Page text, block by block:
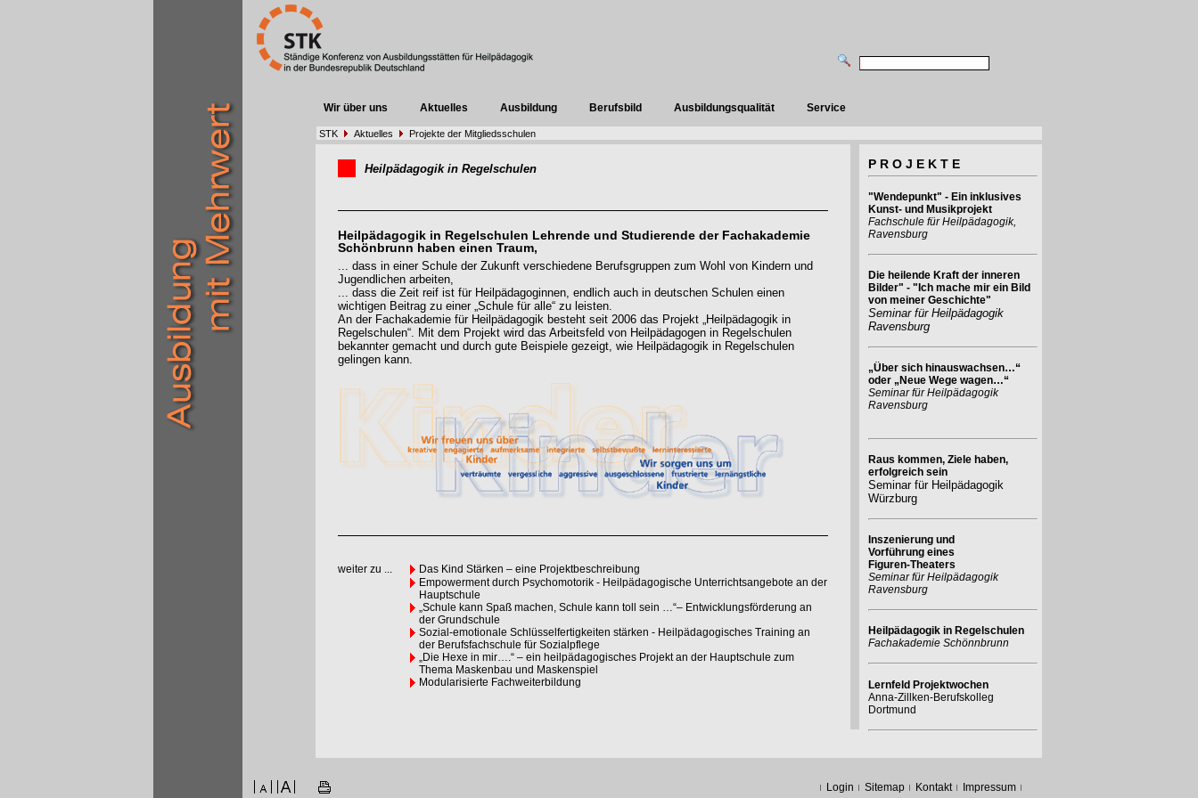
Wir über uns Aktuelles Ausbildung Berufsbild Ausbildungsqualität Service
STK Aktuelles Projekte der Mitgliedsschulen
Heilpädagogik in Regelschulen
Heilpädagogik in Regelschulen Lehrende und Studierende der Fachakademie
Schönbrunn haben einen Traum,
... dass in einer Schule der Zukunft verschiedene Berufsgruppen zum Wohl von Kindern und
Jugendlichen arbeiten,
... dass die Zeit reif ist für Heilpädagoginnen, endlich auch in deutschen Schulen einen
wichtigen Beitrag zu einer „Schule für alle“ zu leisten.
An der Fachakademie für Heilpädagogik besteht seit 2006 das Projekt „Heilpädagogik in
Regelschulen“. Mit dem Projekt wird das Arbeitsfeld von Heilpädagogen in Regelschulen
bekannter gemacht und durch gute Beispiele gezeigt, wie Heilpädagogik in Regelschulen
gelingen kann.
weiter zu ...
Das Kind Stärken – eine Projektbeschreibung
Empowerment durch Psychomotorik - Heilpädagogische Unterrichtsangebote an der
Hauptschule
„Schule kann Spaß machen, Schule kann toll sein …“– Entwicklungsförderung an
der Grundschule
Sozial-emotionale Schlüsselfertigkeiten stärken - Heilpädagogisches Training an
der Berufsfachschule für Sozialpflege
„Die Hexe in mir….“ – ein heilpädagogisches Projekt an der Hauptschule zum
Thema Maskenbau und Maskenspiel
Modularisierte Fachweiterbildung
P R O J E K T E
"Wendepunkt" - Ein inklusives
Kunst- und Musikprojekt
Fachschule für Heilpädagogik,
Ravensburg
Die heilende Kraft der inneren
Bilder" - "Ich mache mir ein Bild
von meiner Geschichte"
Seminar für Heilpädagogik
Ravensburg
„Über sich hinauswachsen…“
oder „Neue Wege wagen…“
Seminar für Heilpädagogik
Ravensburg
Raus kommen, Ziele haben,
erfolgreich sein
Seminar für Heilpädagogik
Würzburg
Inszenierung und
Vorführung eines
Figuren-Theaters
Seminar für Heilpädagogik
Ravensburg
Heilpädagogik in Regelschulen
Fachakademie Schönnbrunn
Lernfeld Projektwochen
Anna-Zillken-Berufskolleg
Dortmund
Login Sitemap Kontakt Impressum